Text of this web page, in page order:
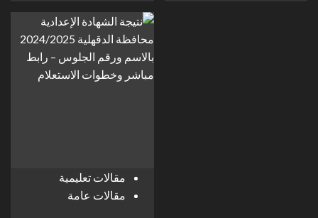
مقالات تعليمية
مقالات عامة